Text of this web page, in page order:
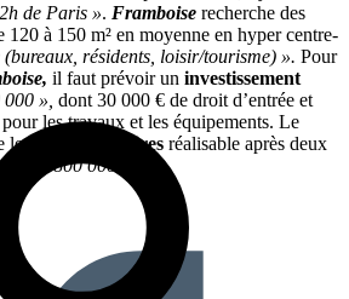
de Paris ». Framboise recherche des
120 à 150 m² en moyenne en hyper centre-
(bureaux, résidents, loisir/tourisme) ». Pour
il faut prévoir un investissement
», dont 30 000 € de droit d’entrée et
les travaux et les équipements. Le
lechiffre d’affaires réalisable après deux
à 800 000 € ».